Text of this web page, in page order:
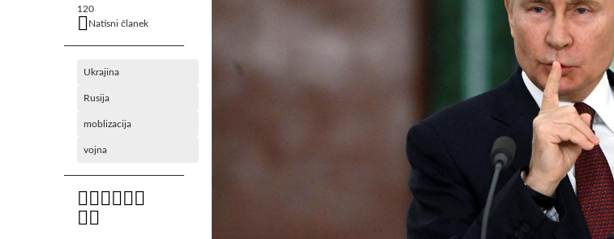
120
Natisni članek
Ukrajina
Rusija
moblizacija
vojna